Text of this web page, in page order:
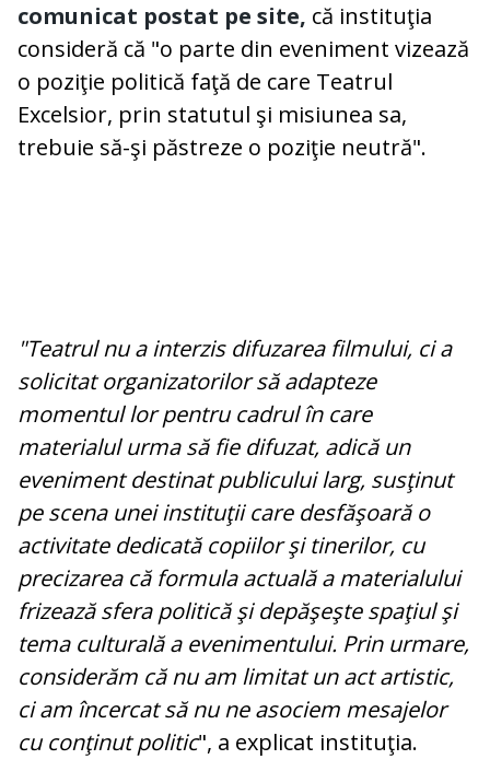
comunicat postat pe site, că instituţia
consideră că "o parte din eveniment vizează
o poziţie politică faţă de care Teatrul
Excelsior, prin statutul şi misiunea sa,
trebuie să-şi păstreze o poziţie neutră".
"Teatrul nu a interzis difuzarea filmului, ci a
solicitat organizatorilor să adapteze
momentul lor pentru cadrul în care
materialul urma să fie difuzat, adică un
eveniment destinat publicului larg, susţinut
pe scena unei instituţii care desfăşoară o
activitate dedicată copiilor şi tinerilor, cu
precizarea că formula actuală a materialului
frizează sfera politică şi depăşeşte spaţiul şi
tema culturală a evenimentului. Prin urmare,
considerăm că nu am limitat un act artistic,
ci am încercat să nu ne asociem mesajelor
cu conţinut politic", a explicat instituţia.